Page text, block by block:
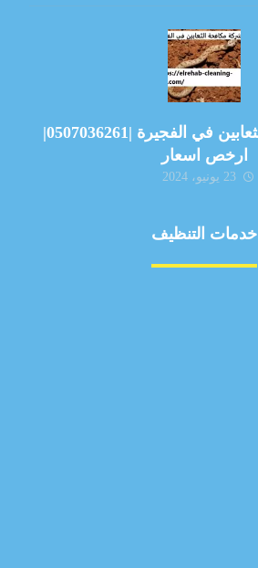
شركة مكافحة الثعابين في الفجيرة |0507036261|
ارخص اسعار
23 يونيو، 2024
خدمات التنظيف